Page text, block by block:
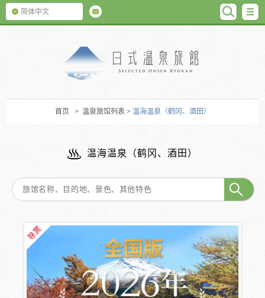
简体中文
首页 > 温泉旅馆列表 > 温海温泉（鹤冈、酒田）
温海温泉（鹤冈、酒田）